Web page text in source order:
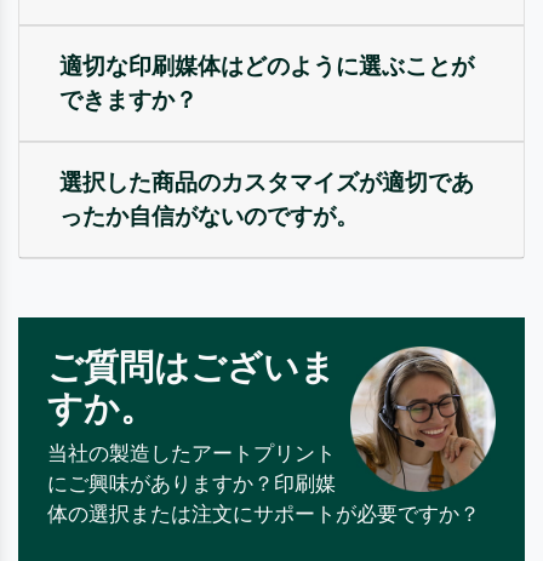
適切な印刷媒体はどのように選ぶことが
できますか？
選択した商品のカスタマイズが適切であ
ったか自信がないのですが。
ご質問はございま
すか。
当社の製造したアートプリント
にご興味がありますか？印刷媒
体の選択または注文にサポートが必要ですか？